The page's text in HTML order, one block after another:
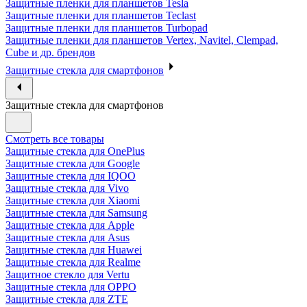
Защитные пленки для планшетов Tesla
Защитные пленки для планшетов Teclast
Защитные пленки для планшетов Turbopad
Защитные пленки для планшетов Vertex, Navitel, Clempad,
Cube и др. брендов
Защитные стекла для смартфонов
Защитные стекла для смартфонов
Смотреть все товары
Защитные стекла для OnePlus
Защитные стекла для Google
Защитные стекла для IQOO
Защитные стекла для Vivo
Защитные стекла для Xiaomi
Защитные стекла для Samsung
Защитные стекла для Apple
Защитные стекла для Asus
Защитные стекла для Huawei
Защитные стекла для Realme
Защитное стекло для Vertu
Защитные стекла для OPPO
Защитные стекла для ZTE